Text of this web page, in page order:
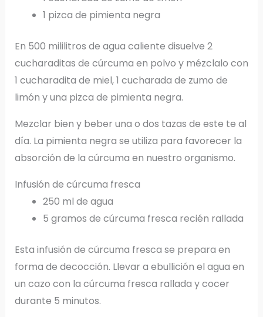
1 pizca de pimienta negra
En 500 mililitros de agua caliente disuelve 2
cucharaditas de cúrcuma en polvo y mézclalo con
1 cucharadita de miel, 1 cucharada de zumo de
limón y una pizca de pimienta negra.
Mezclar bien y beber una o dos tazas de este te al
día. La pimienta negra se utiliza para favorecer la
absorción de la cúrcuma en nuestro organismo.
Infusión de cúrcuma fresca
250 ml de agua
5 gramos de cúrcuma fresca recién rallada
Esta infusión de cúrcuma fresca se prepara en
forma de decocción. Llevar a ebullición el agua en
un cazo con la cúrcuma fresca rallada y cocer
durante 5 minutos.